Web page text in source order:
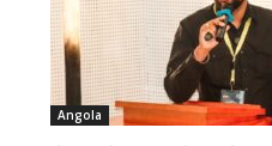
Angola